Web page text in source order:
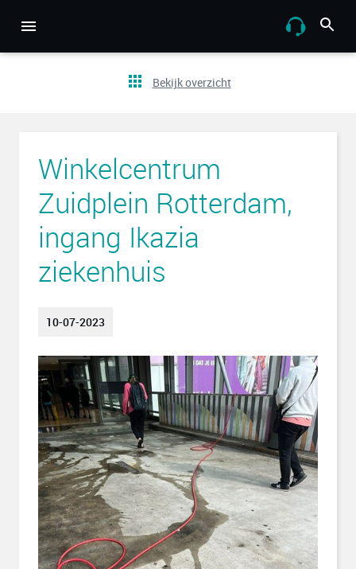
Bekijk overzicht
Winkelcentrum
Zuidplein Rotterdam,
ingang Ikazia
ziekenhuis
10-07-2023